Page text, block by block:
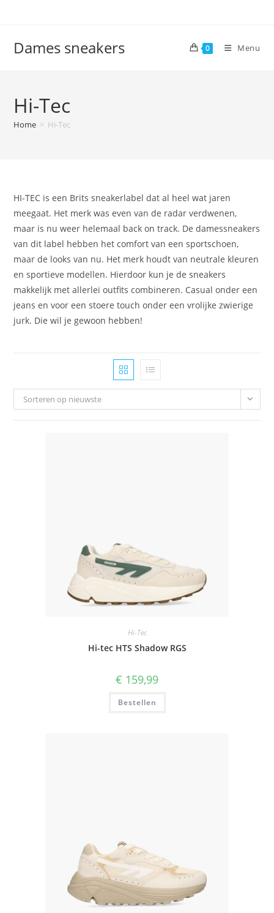
Dames sneakers 0 Menu
Hi-Tec
Home > Hi-Tec
HI-TEC is een Brits sneakerlabel dat al heel wat jaren
meegaat. Het merk was even van de radar verdwenen,
maar is nu weer helemaal back on track. De damessneakers
van dit label hebben het comfort van een sportschoen,
maar de looks van nu. Het merk houdt van neutrale kleuren
en sportieve modellen. Hierdoor kun je de sneakers
makkelijk met allerlei outfits combineren. Casual onder een
jeans en voor een stoere touch onder een vrolijke zwierige
jurk. Die wil je gewoon hebben!
Sorteren op nieuwste
Hi-Tec
Hi-tec HTS Shadow RGS
€ 159,99
Bestellen